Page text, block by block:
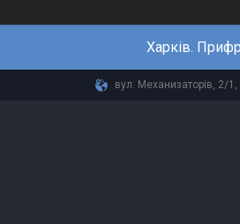
Харків.
вул. Механизаторів, 2/1,